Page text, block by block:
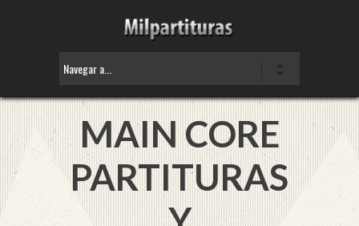
MAIN CORE
PARTITURAS